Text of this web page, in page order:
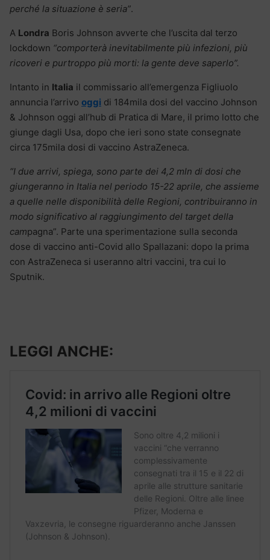
perché la situazione è seria”.
A Londra Boris Johnson avverte che l’uscita dal terzo
lockdown “comporterà inevitabilmente più infezioni, più
ricoveri e purtroppo più morti: la gente deve saperlo”.
Intanto in Italia il commissario all’emergenza Figliuolo
annuncia l’arrivo oggi di 184mila dosi del vaccino Johnson
& Johnson oggi all’hub di Pratica di Mare, il primo lotto che
giunge dagli Usa, dopo che ieri sono state consegnate
circa 175mila dosi di vaccino AstraZeneca.
“I due arrivi, spiega, sono parte dei 4,2 mln di dosi che
giungeranno in Italia nel periodo 15-22 aprile, che assieme
a quelle nelle disponibilità delle Regioni, contribuiranno in
modo significativo al raggiungimento del target della
campagna”. Parte una sperimentazione sulla seconda
dose di vaccino anti-Covid allo Spallazani: dopo la prima
con AstraZeneca si useranno altri vaccini, tra cui lo
Sputnik.
LEGGI ANCHE: